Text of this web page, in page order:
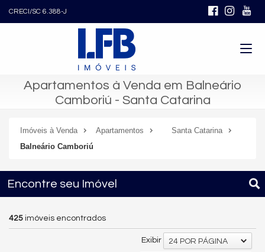
CRECI/SC 6.388-J
Apartamentos à Venda em Balneário
Camboriú - Santa Catarina
Imóveis à Venda Apartamentos
Santa Catarina
Balneário Camboriú
Encontre seu Imóvel
425 imóveis encontrados
Exibir 24 POR PÁGINA